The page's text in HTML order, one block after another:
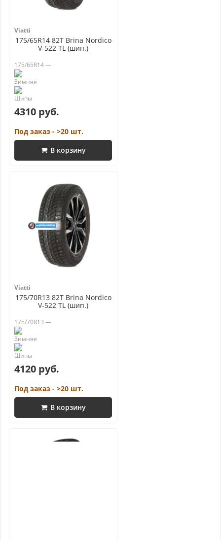
Viatti
175/65R14 82T Brina Nordico
V-522 TL (шип.)
175/65R14 —
4310 руб.
Под заказ - >20 шт.
В корзину
Viatti
175/70R13 82T Brina Nordico
V-522 TL (шип.)
175/70R13 —
4120 руб.
Под заказ - >20 шт.
В корзину